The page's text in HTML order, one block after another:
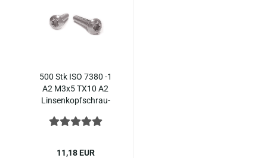
500 Stk ISO 7380 -1
A2 M3x5 TX10 A2
Lin­sen­kopf­schrau­
11,18 EUR